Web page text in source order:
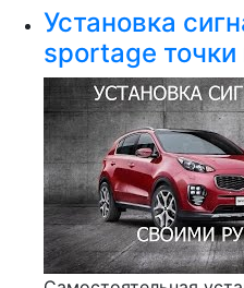
Установка
sportage